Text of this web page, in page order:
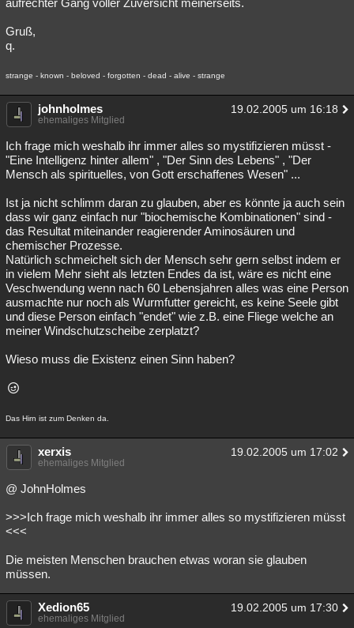
aufrechter Gang voller Zuversicht meinerseits.
Gruß,
q.
strange - known - beloved - forgotten - dead - alive - strange
johnholmes 19.02.2005 um 16:18
ehemaliges Mitglied
Ich frage mich weshalb ihr immer alles so mystifizieren müsst -
"Eine Intelligenz hinter allem" , "Der Sinn des Lebens" , "Der
Mensch als spirituelles, von Gott erschaffenes Wesen" ...
Ist ja nicht schlimm daran zu glauben, aber es könnte ja auch sein
dass wir ganz einfach nur "biochemische Kombinationen" sind -
das Resultat miteinander reagierender Aminosäuren und
chemischer Prozesse.
Natürlich schmeichelt sich der Mensch sehr gern selbst indem er
in vielem Mehr sieht als letzten Endes da ist, wäre es nicht eine
Veschwendung wenn nach 60 Lebensjahren alles was eine Person
ausmachte nur noch als Wurmfutter gereicht, es keine Seele gibt
und diese Person einfach "endet" wie z.B. eine Fliege welche an
meiner Windschutzscheibe zerplatzt?
Wieso muss die Existenz einen Sinn haben?
Das Hirn ist zum Denken da.
xerxis 19.02.2005 um 17:02
ehemaliges Mitglied
@ JohnHolmes
>>>Ich frage mich weshalb ihr immer alles so mystifizieren müsst
<<<
Die meisten Menschen brauchen etwas woran sie glauben
müssen.
Xedion65 19.02.2005 um 17:30
ehemaliges Mitglied